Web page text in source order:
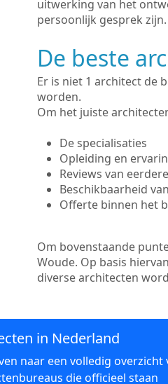
uitwerking van het
persoonlijk gesprek
De beste
Er is niet 1 architect de
worden.
Om het juiste
De specialisaties
Opleiding en
Reviews van
Beschikbaarheid
Offerte binnen het
Om bovenstaande
Woude. Op basis
diverse architecten
in Nederland
naar een volledig overzicht
die officieel staan